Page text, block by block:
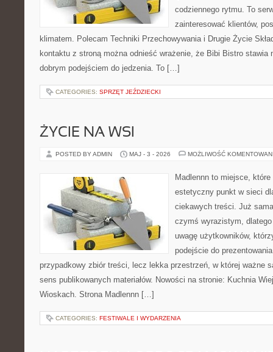
codziennego rytmu. To
zainteresować klientów,
klimatem. Polecam Techniki Przechowywania i Drugie Życie
kontaktu z stroną można odnieść wrażenie, że Bibi Bistro stawia
dobrym podejściem do jedzenia. To […]
CATEGORIES: SPRZĘT JEŹDZIECKI
ŻYCIE NA WSI
POSTED BY ADMIN MAJ - 3 - 2026 MOŻLIWOŚĆ
Madlennn to miejsce,
estetyczny punkt w sieci
ciekawych treści. Już
czymś wyrazistym,
uwagę użytkowników,
podejście do
przypadkowy zbiór treści, lecz lekka przestrzeń, w której ważne
sens publikowanych materiałów. Nowości na stronie: Kuchnia
Wioskach. Strona Madlennn […]
CATEGORIES: FESTIWALE I WYDARZENIA